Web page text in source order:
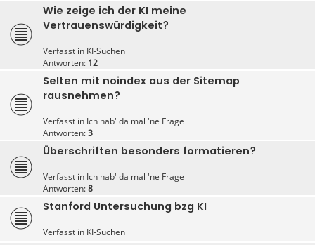
Wie zeige ich der KI meine
Vertrauenswürdigkeit?
Verfasst in KI-Suchen
Antworten: 12
SeIten mit noindex aus der Sitemap
rausnehmen?
Verfasst in Ich hab' da mal 'ne Frage
Antworten:3
Überschriften besonders formatieren?
Verfasst in Ich hab' da mal 'ne Frage
Antworten:8
Stanford Untersuchung bzg KI
Verfasst in KI-Suchen